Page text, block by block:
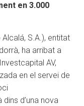
en 3.000
S.A.), entitat
ha arribat a
AV,
en el servei de
d’una nova